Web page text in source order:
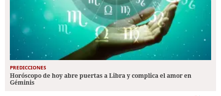
PREDICCIONES
Horóscopo de hoy abre puertas a Libra y complica el amor en
Géminis